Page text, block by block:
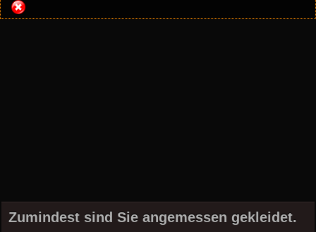
Zumindest sind Sie angemessen gekleidet.